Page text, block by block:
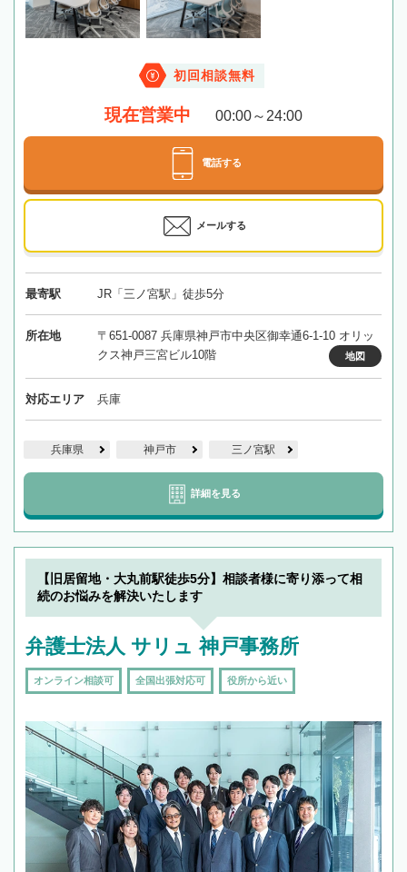
初回相談無料
現在営業中 00:00～24:00
電話する
メールする
最寄駅 JR「三ノ宮駅」徒歩5分
所在地
〒651-0087 兵庫県神戸市中央区御幸通6-1-10 オリッ
クス神戸三宮ビル10階
地図
対応エリア 兵庫
兵庫県 神戸市 三ノ宮駅
詳細を見る
【旧居留地・大丸前駅徒歩5分】相談者様に寄り添って相
続のお悩みを解決いたします
弁護士法人 サリュ 神戸事務所
オンライン相談可 全国出張対応可 役所から近い